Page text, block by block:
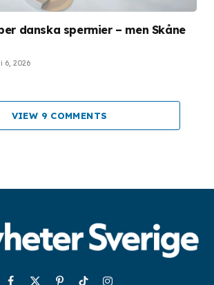
danska spermier – men Skåne
6, 2026
VIEW 9 COMMENTS